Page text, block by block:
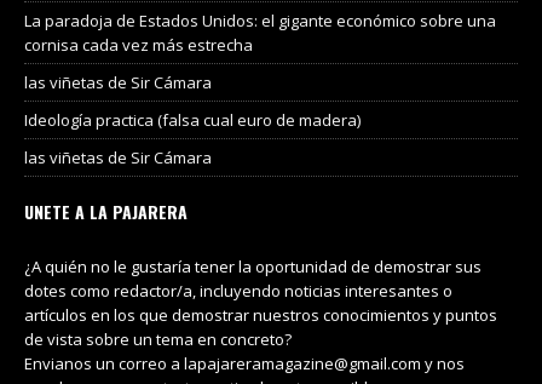
La paradoja de Estados Unidos: el gigante económico sobre una
cornisa cada vez más estrecha
las viñetas de Sir Cámara
Ideología practica (falsa cual euro de madera)
las viñetas de Sir Cámara
UNETE A LA PAJARERA
¿A quién no le gustaría tener la oportunidad de demostrar sus
dotes como redactor/a, incluyendo noticias interesantes o
artículos en los que demostrar nuestros conocimientos y puntos
de vista sobre un tema en concreto?
Envianos un correo a lapajareramagazine@gmail.com y nos